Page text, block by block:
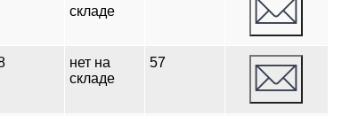
складе
нет на
складе
57